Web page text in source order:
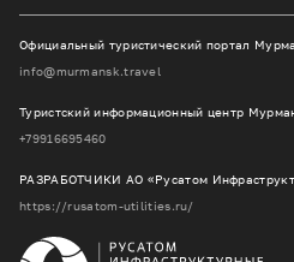
Официальный туристический портал
info@murmansk.travel
Туристский информационный центр
+79916695460
РАЗРАБОТЧИКИ АО «Русатом
https://rusatom-utilities.ru/